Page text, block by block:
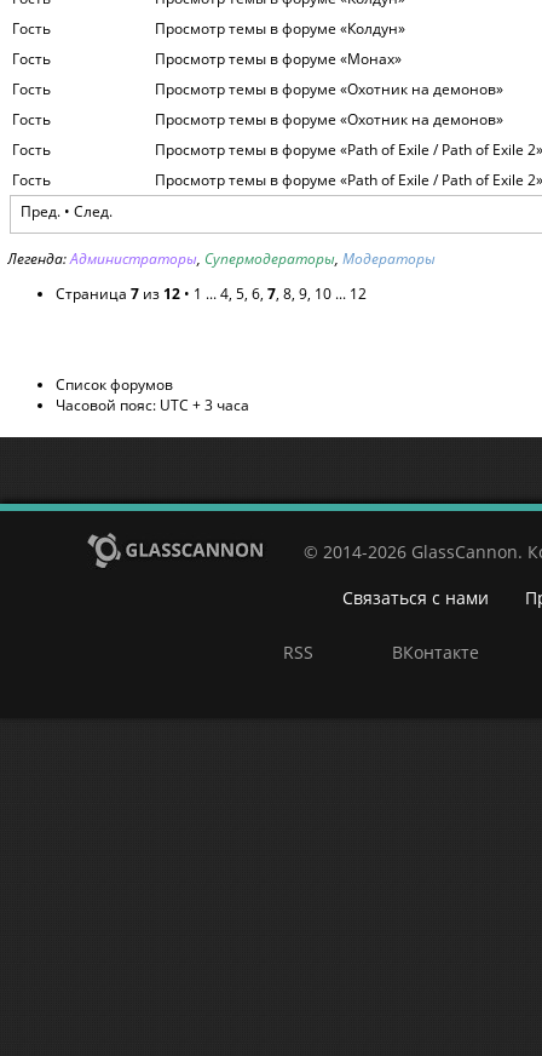
Гость
Просмотр темы в форуме «Колдун»
Гость
Просмотр темы в форуме «Монах»
Гость
Просмотр темы в форуме «Охотник на демонов»
Гость
Просмотр темы в форуме «Охотник на демонов»
Гость
Просмотр темы в форуме «Path of Exile / Path of Exile 2»
Гость
Просмотр темы в форуме «Path of Exile / Path of Exile 2»
Пред.• След.
Легенда:Администраторы, Супермодераторы, Модераторы
Страница 7 из 12 • 1 ...4, 5, 6, 7, 8, 9, 10 ... 12
Список форумов
Часовой пояс: UTC + 3 часа
© 2014-2026 GlassCannon.
Связаться с нами
RSS ВКонтакте